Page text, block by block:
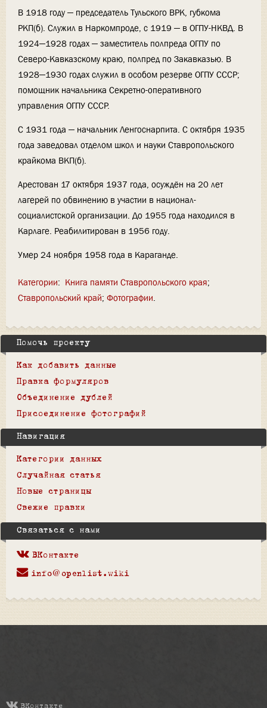
В 1918 году — председатель Тульского ВРК, губкома
РКП(б). Служил в Наркомпроде, с 1919 — в ОГПУ-НКВД. В
1924—1928 годах — заместитель полпреда ОГПУ по
Северо-Кавказскому краю, полпред по Закавказью. В
1928—1930 годах служил в особом резерве ОГПУ СССР;
помощник начальника Секретно-оперативного
управления ОГПУ СССР.
С 1931 года — начальник Ленгоснарпита. С октября 1935
года заведовал отделом школ и науки Ставропольского
крайкома ВКП(б).
Арестован 17 октября 1937 года, осуждён на 20 лет
лагерей по обвинению в участии в национал-
социалистской организации. До 1955 года находился в
Карлаге. Реабилитирован в 1956 году.
Умер 24 ноября 1958 года в Караганде.
Категории: Книга памяти Ставропольского края
Ставропольский край Фотографии
Помочь проекту
Как добавить данные
Правка формуляров
Объединение дублей
Присоединение фотографий
Навигация
Категории данных
Случайная статья
Новые страницы
Свежие правки
Связаться с нами
ВКонтакте
info@openlist.wiki
ВКонтакте